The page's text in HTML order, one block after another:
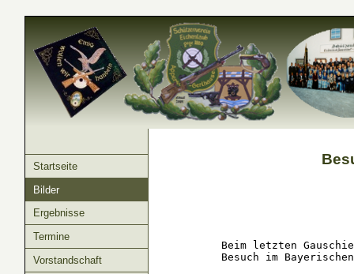
Startseite
Bilder
Ergebnisse
Termine
Vorstandschaft
Beim letzten
Besuch im